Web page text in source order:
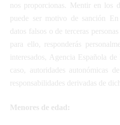
nos proporcionas. Mentir en los
puede ser motivo de sanción
datos falsos o de terceras
para ello, responderás
interesados, Agencia Española
caso, autoridades autonómicas
responsabilidades derivadas de
Menores de edad: